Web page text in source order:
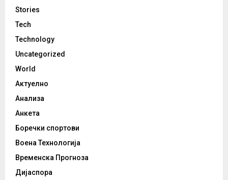
Stories
Tech
Technology
Uncategorized
World
Актуелно
Анализа
Анкета
Боречки спортови
Воена Технологија
Временска Прогноза
Дијаспора